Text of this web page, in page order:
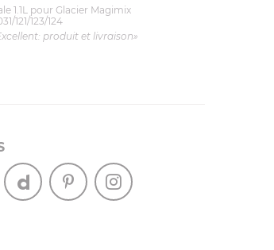
1.1L pour Glacier Magimix
121/123/124
produit et livraison»